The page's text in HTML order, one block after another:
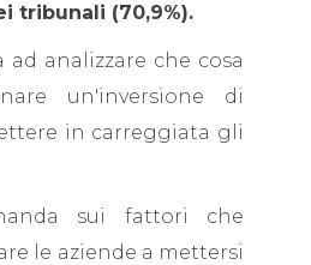
tribunali (70,9%).
ad analizzare che cosa
un'inversione di
in carreggiata gli
sui fattori che
le aziende a mettersi